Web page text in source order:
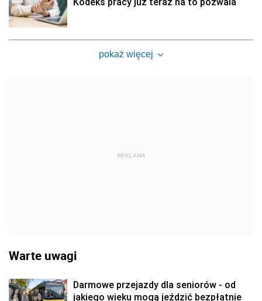
pokaż więcej
REKLAMA
Warte uwagi
Darmowe przejazdy dla seniorów - od
jakiego wieku mogą jeździć bezpłatnie